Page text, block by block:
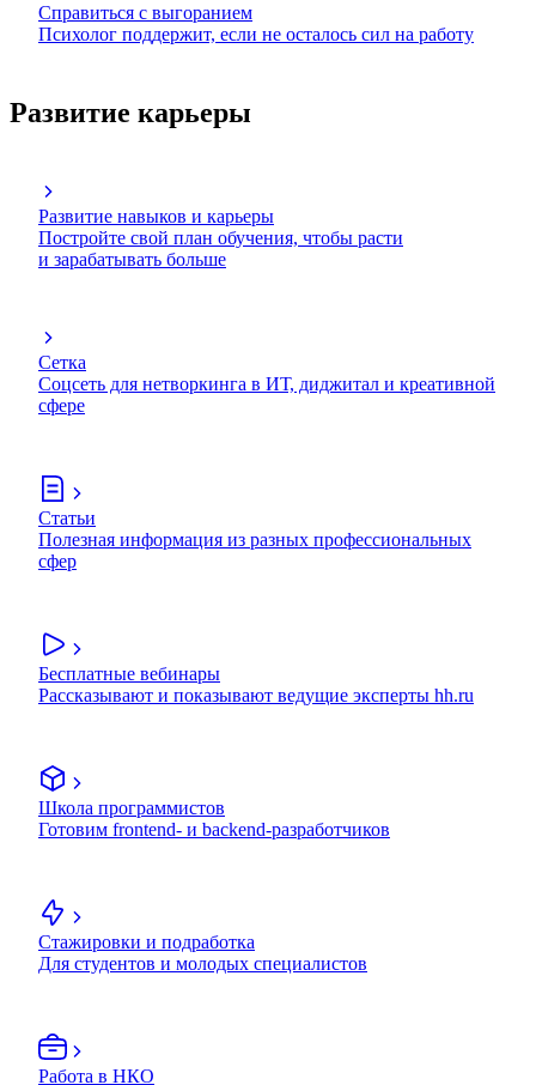
Справиться с выгоранием
Психолог поддержит, если не осталось сил на работу
Развитие карьеры
Развитие навыков и карьеры
Постройте свой план обучения, чтобы расти
и зарабатывать больше
Сетка
Соцсеть для нетворкинга в ИТ, диджитал и креативной
сфере
Статьи
Полезная информация из разных профессиональных
сфер
Бесплатные вебинары
Рассказывают и показывают ведущие эксперты hh.ru
Школа программистов
Готовим frontend- и backend-разработчиков
Стажировки и подработка
Для студентов и молодых специалистов
Работа в НКО